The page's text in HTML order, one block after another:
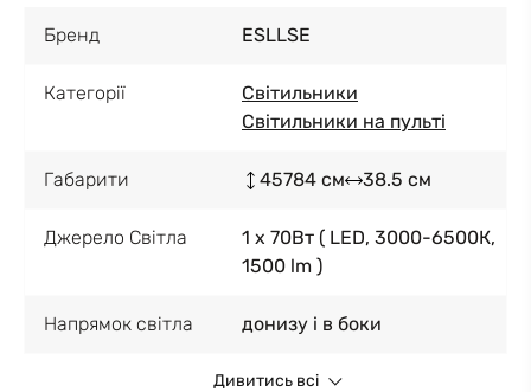
Бренд ESLLSE
Категорії
Світильники
Світильники на пульті
Габарити 45784 см 38.5 см
Джерело Світла
1 x 70Вт ( LED, 3000-6500К,
1500 lm )
Напрямок світла донизу і в боки
Дивитись всі